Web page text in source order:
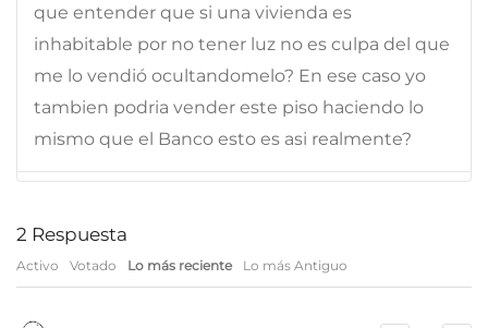
que entender que si una vivienda es
inhabitable por no tener luz no es culpa del que
me lo vendió ocultandomelo? En ese caso yo
tambien podria vender este piso haciendo lo
mismo que el Banco esto es asi realmente?
2 Respuesta
Activo Votado Lo más reciente Lo más Antiguo